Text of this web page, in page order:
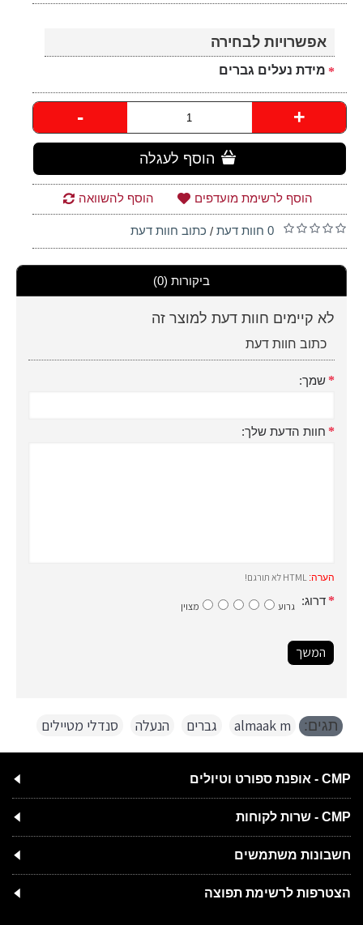
אפשרויות לבחירה
מידת נעלים גברים
- +
הוסף לעגלה
הוסף לרשימת מועדפים הוסף להשוואה
0 חוות דעת / כתוב חוות דעת
ביקורות (0)
לא קיימים חוות דעת למוצר זה
כתוב חוות דעת
שמך:
חוות הדעת שלך:
הערה:
דרוג: גרוע מצוין
המשך
תגים: almaak m גברים הנעלה סנדלי מטיילים
CMP - אופנת ספורט וטיולים
CMP - שרות לקוחות
חשבונות משתמשים
הצטרפות לרשימת תפוצה